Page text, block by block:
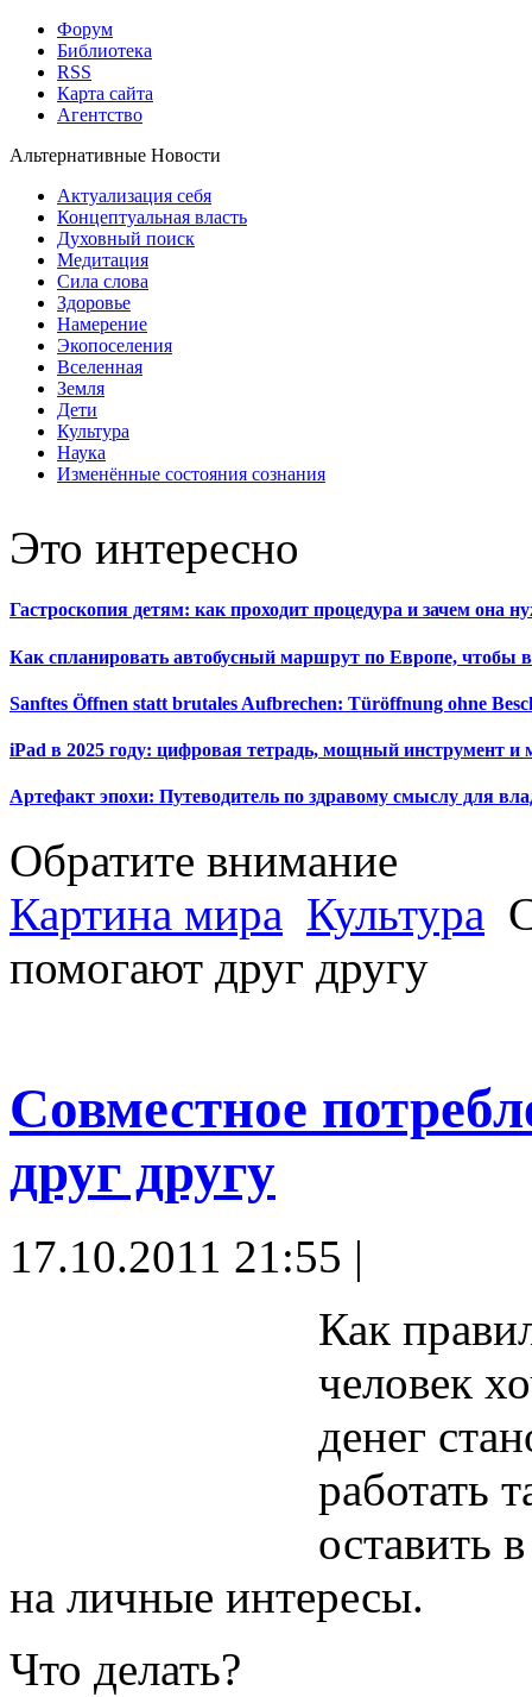
Форум
Библиотека
RSS
Карта сайта
Агентство
Альтернативные Новости
Актуализация себя
Концептуальная власть
Духовный поиск
Медитация
Сила слова
Здоровье
Намерение
Экопоселения
Вселенная
Земля
Дети
Культура
Наука
Изменённые состояния сознания
Это интересно
Гастроскопия детям: как проходит процедура и зачем она
Как спланировать автобусный маршрут по Европе, чтобы
Sanftes Öffnen statt brutales Aufbrechen: Türöffnung ohne
iPad в 2025 году: цифровая тетрадь, мощный инструмент и
Артефакт эпохи: Путеводитель по здравому смыслу для
Обратите внимание
Картина мира Культура
помогают друг другу
Совместное
друг другу
17.10.2011 21:55 |
Как
человек
денег
работать
оставить
на личные интересы.
Что делать?